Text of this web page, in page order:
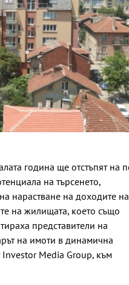
година ще отстъпят на
на търсенето,
нарастване на доходите на
на жилищата, което също
представители на
на имоти в динамична
Investor Media Group, към